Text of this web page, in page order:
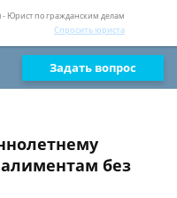
- Юрист по гражданским делам
Спросить юриста
Задать вопрос
алиментам без